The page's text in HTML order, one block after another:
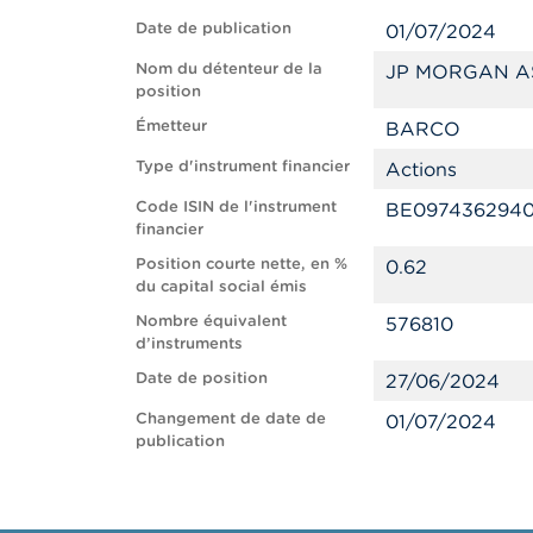
Date de publication 01/07/2024
Nom du détenteur de la
position
JP MORGAN
Émetteur BARCO
Type d'instrument financier Actions
Code ISIN de l'instrument
financier
Position courte nette, en %
du capital social émis
0.62
Nombre équivalent
d’instruments
576810
Date de position 27/06/2024
Changement de date de
publication
01/07/2024